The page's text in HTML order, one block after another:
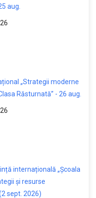
aug.
„Strategii moderne
Răsturnată” - 26 aug.
internațională „Școala
și resurse
sept. 2026)